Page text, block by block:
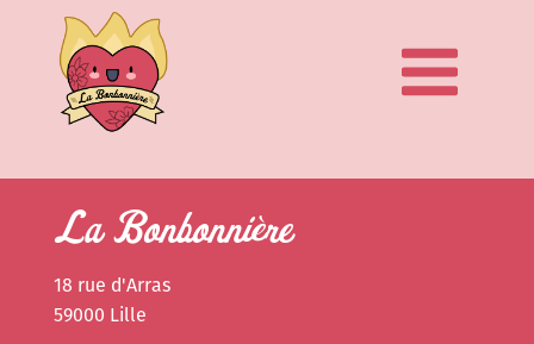
La Bonbonnière
18 rue d'Arras
59000 Lille